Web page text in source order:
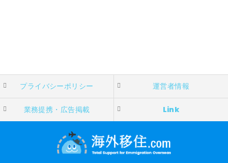
プライバシーポリシー 運営者情報
業務提携・広告掲載 Link